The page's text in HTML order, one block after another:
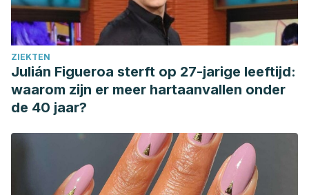
ZIEKTEN
Julián Figueroa sterft op 27-jarige leeftijd:
waarom zijn er meer hartaanvallen onder
de 40 jaar?